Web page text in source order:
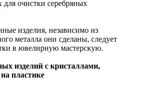
для очистки серебряных
изделия, независимо из
металла они сделаны, следует
в ювелирную мастерскую.
изделий с кристаллами,
пластике